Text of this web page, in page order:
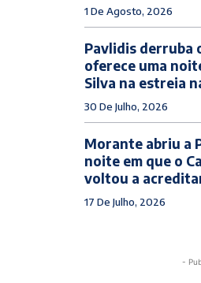
1 De Agosto, 2026
Pavlidis derruba
oferece uma
Silva na estreia
30 De Julho, 2026
Morante abriu a
noite em que o
voltou a
17 De Julho, 2026
-